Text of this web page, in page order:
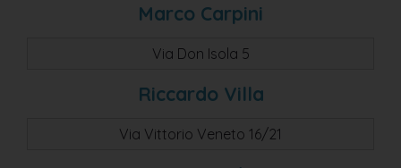
Marco Carpini
Via Don Isola 5
Riccardo Villa
Via Vittorio Veneto 16/21